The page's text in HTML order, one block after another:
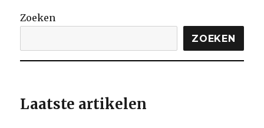
Zoeken
ZOEKEN
Laatste artikelen